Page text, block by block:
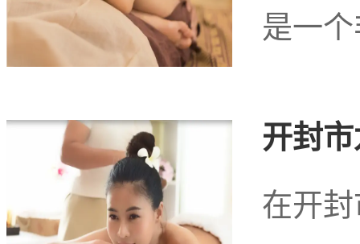
注入了新的活力。
在这个熟悉而充满
以其独特的魅力吸引着
是一
开封
在开